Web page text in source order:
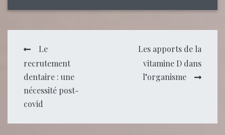
Navigation
de
l’article
Le
recrutement
dentaire : une
nécessité post-
covid
Les apports de la
vitamine D dans
l’organisme